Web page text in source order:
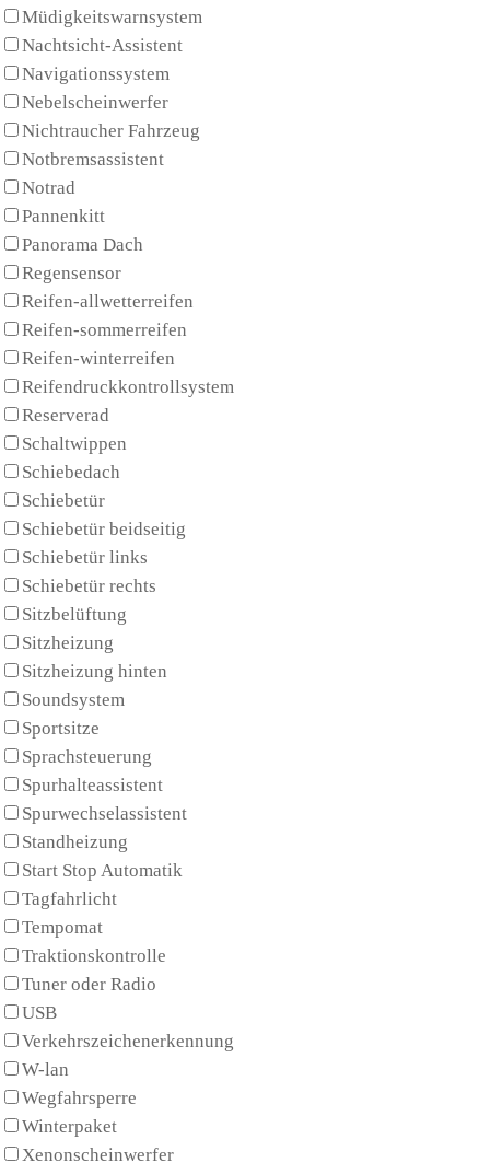
Müdigkeitswarnsystem
Nachtsicht-Assistent
Navigationssystem
Nebelscheinwerfer
Nichtraucher Fahrzeug
Notbremsassistent
Notrad
Pannenkitt
Panorama Dach
Regensensor
Reifen-allwetterreifen
Reifen-sommerreifen
Reifen-winterreifen
Reifendruckkontrollsystem
Reserverad
Schaltwippen
Schiebedach
Schiebetür
Schiebetür beidseitig
Schiebetür links
Schiebetür rechts
Sitzbelüftung
Sitzheizung
Sitzheizung hinten
Soundsystem
Sportsitze
Sprachsteuerung
Spurhalteassistent
Spurwechselassistent
Standheizung
Start Stop Automatik
Tagfahrlicht
Tempomat
Traktionskontrolle
Tuner oder Radio
USB
Verkehrszeichenerkennung
W-lan
Wegfahrsperre
Winterpaket
Xenonscheinwerfer